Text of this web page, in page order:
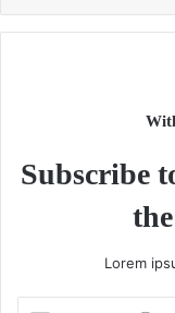
Subscribe
Lorem